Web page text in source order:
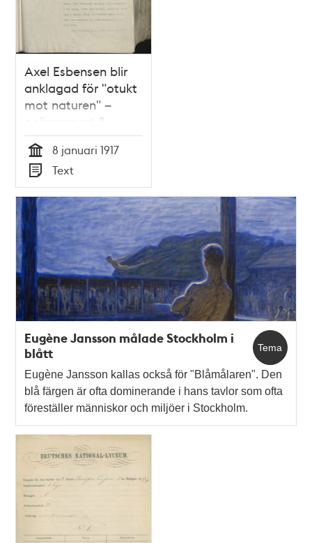
Axel Esbensen blir
anklagad för "otukt
mot naturen" –
polisrapport 8
januari 1917
Tid
8 januari 1917
Typ
Text
Tema
Eugène Jansson målade Stockholm i
blått
Eugène Jansson kallas också för "Blåmålaren". Den
blå färgen är ofta dominerande i hans tavlor som ofta
föreställer människor och miljöer i Stockholm.